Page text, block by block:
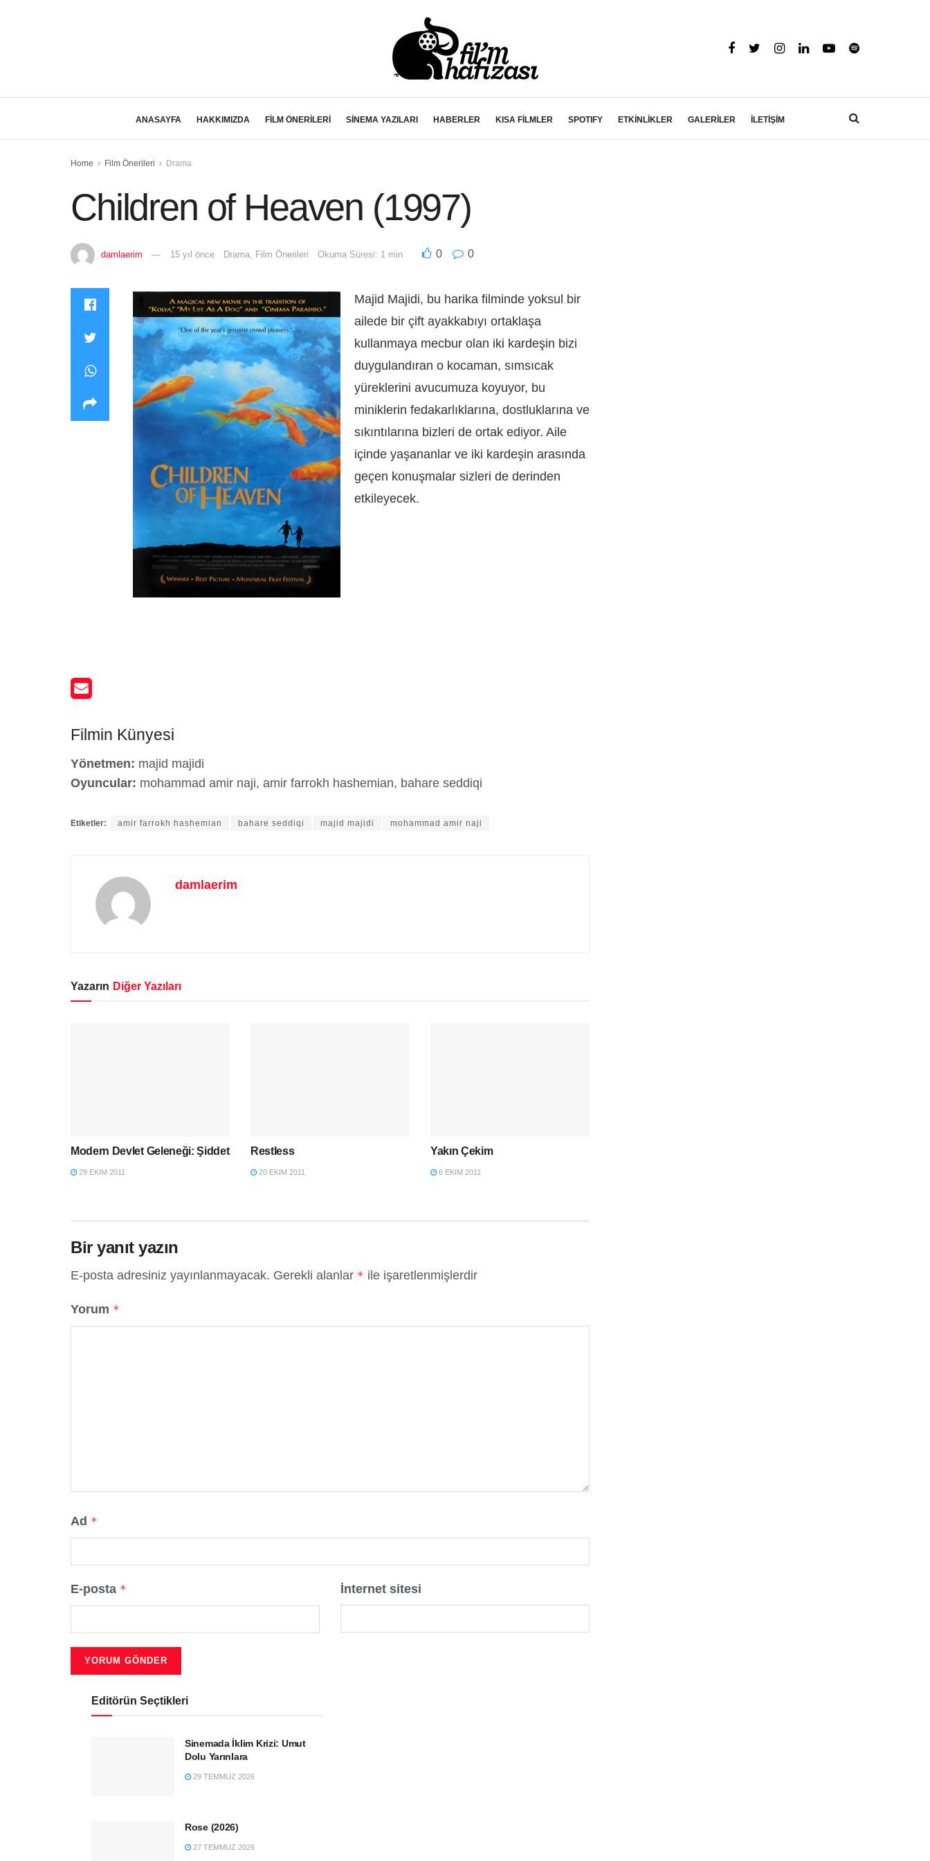
ANASAYFA HAKKIMIZDA FİLM ÖNERİLERİ SİNEMA YAZILARI HABERLER KISA FİLMLER SPOTIFY ETKİNLİKLER GALERİLER İLETİŞİM
Home Film Önerileri Drama
Children of Heaven (1997)
damlaerim 15 yıl önce Drama Film Önerileri Okuma Süresi: 1 min 0 0
Majid Majidi, bu harika filminde yoksul bir
ailede bir çift ayakkabıyı ortaklaşa
kullanmaya mecbur olan iki kardeşin bizi
duygulandıran o kocaman, sımsıcak
yüreklerini avucumuza koyuyor, bu
miniklerin fedakarlıklarına, dostluklarına ve
sıkıntılarına bizleri de ortak ediyor. Aile
içinde yaşananlar ve iki kardeşin arasında
geçen konuşmalar sizleri de derinden
etkileyecek.
Filmin Künyesi
Yönetmen: majid majidi
Oyuncular: mohammad amir naji, amir farrokh hashemian, bahare seddiqi
Etiketler: amir farrokh hashemian bahare seddiqi majid majidi mohammad amir naji
damlaerim
Yazarın Diğer Yazıları
Modern Devlet Geleneği: Şiddet
29 EKIM 2011
Restless
20 EKIM 2011
Yakın Çekim
6 EKIM 2011
Bir yanıt yazın
E-posta adresiniz yayınlanmayacak. Gerekli alanlar * ile işaretlenmişlerdir
Yorum *
Ad *
E-posta * İnternet sitesi
Editörün Seçtikleri
Sinemada İklim Krizi: Umut
Dolu Yarınlara
29 TEMMUZ 2026
Rose (2026)
27 TEMMUZ 2026